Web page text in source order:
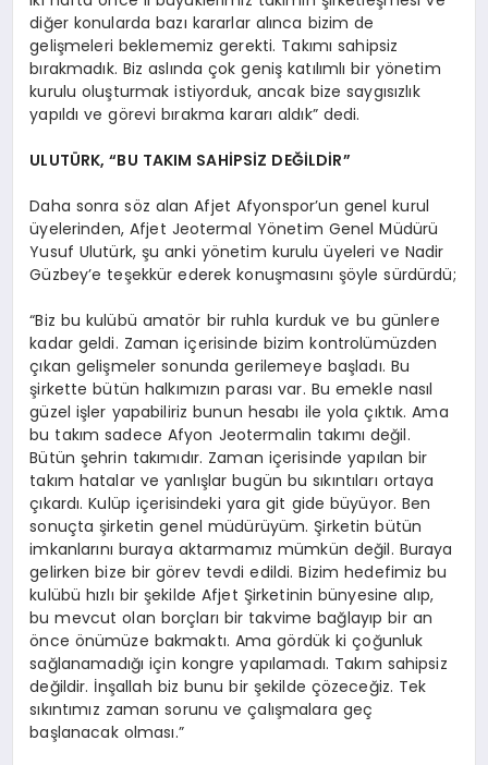
diğer konularda bazı kararlar alınca bizim de
gelişmeleri beklememiz gerekti. Takımı sahipsiz
bırakmadık. Biz aslında çok geniş katılımlı bir yönetim
kurulu oluşturmak istiyorduk, ancak bize saygısızlık
yapıldı ve görevi bırakma kararı aldık” dedi.
ULUTÜRK, “BU TAKIM SAHİPSİZ DEĞİLDİR”
Daha sonra söz alan Afjet Afyonspor’un genel kurul
üyelerinden, Afjet Jeotermal Yönetim Genel Müdürü
Yusuf Ulutürk, şu anki yönetim kurulu üyeleri ve Nadir
Güzbey’e teşekkür ederek konuşmasını şöyle sürdürdü;
“Biz bu kulübü amatör bir ruhla kurduk ve bu günlere
kadar geldi. Zaman içerisinde bizim kontrolümüzden
çıkan gelişmeler sonunda gerilemeye başladı. Bu
şirkette bütün halkımızın parası var. Bu emekle nasıl
güzel işler yapabiliriz bunun hesabı ile yola çıktık. Ama
bu takım sadece Afyon Jeotermalin takımı değil.
Bütün şehrin takımıdır. Zaman içerisinde yapılan bir
takım hatalar ve yanlışlar bugün bu sıkıntıları ortaya
çıkardı. Kulüp içerisindeki yara git gide büyüyor. Ben
sonuçta şirketin genel müdürüyüm. Şirketin bütün
imkanlarını buraya aktarmamız mümkün değil. Buraya
gelirken bize bir görev tevdi edildi. Bizim hedefimiz bu
kulübü hızlı bir şekilde Afjet Şirketinin bünyesine alıp,
bu mevcut olan borçları bir takvime bağlayıp bir an
önce önümüze bakmaktı. Ama gördük ki çoğunluk
sağlanamadığı için kongre yapılamadı. Takım sahipsiz
değildir. İnşallah biz bunu bir şekilde çözeceğiz. Tek
sıkıntımız zaman sorunu ve çalışmalara geç
başlanacak olması.”